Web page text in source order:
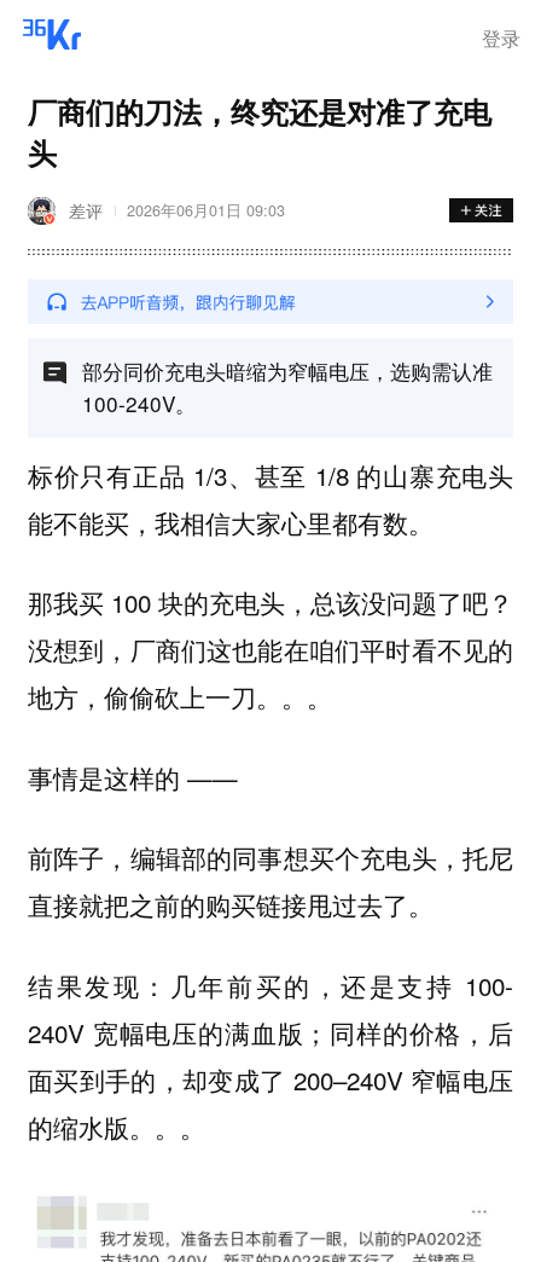
登录
厂商们的刀法，终究还是对准了充电
头
差评 2026年06月01日 09:03
部分同价充电头暗缩为窄幅电压，选购需认准
100-240V。
标价只有正品 1/3、甚至 1/8 的山寨充电头
能不能买，我相信大家心里都有数。
那我买 100 块的充电头，总该没问题了吧？
没想到，厂商们这也能在咱们平时看不见的
地方，偷偷砍上一刀。。。
事情是这样的 ——
前阵子，编辑部的同事想买个充电头，托尼
直接就把之前的购买链接甩过去了。
结果发现：几年前买的，还是支持 100-
240V 宽幅电压的满血版；同样的价格，后
面买到手的，却变成了 200–240V 窄幅电压
的缩水版。。。